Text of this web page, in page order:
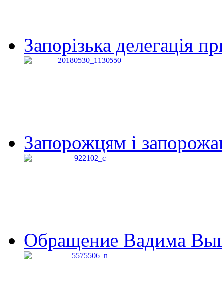
Запорізька делегація
Запорожцям і
Обращение Вадима